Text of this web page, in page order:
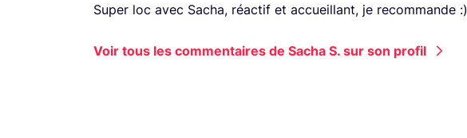
Super loc avec Sacha, réactif et accueillant, je recommande :)
Voir tous les commentaires de Sacha S. sur son profil